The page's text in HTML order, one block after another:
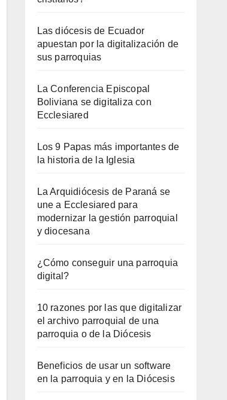
Las diócesis de Ecuador
apuestan por la digitalización de
sus parroquias
La Conferencia Episcopal
Boliviana se digitaliza con
Ecclesiared
Los 9 Papas más importantes de
la historia de la Iglesia
La Arquidiócesis de Paraná se
une a Ecclesiared para
modernizar la gestión parroquial
y diocesana
¿Cómo conseguir una parroquia
digital?
10 razones por las que digitalizar
el archivo parroquial de una
parroquia o de la Diócesis
Beneficios de usar un software
en la parroquia y en la Diócesis